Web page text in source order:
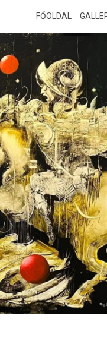
FŐOLDAL